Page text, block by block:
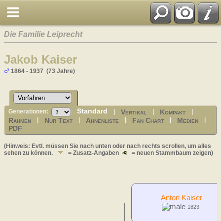
Die Familie Leiprecht
Jakob Kaiser
1864 - 1937 (73 Jahre)
Generationen: Standard |Vertikal Kompakt
Rahmen Nur Text Ahnenliste Fan Chart Medien
PDF
(Hinweis: Evtl. müssen Sie nach unten oder nach rechts scrollen, um alles
sehen zu können.
= Zusatz-Angaben = neuen Stammbaum zeigen)
Anton Kaiser
1823-